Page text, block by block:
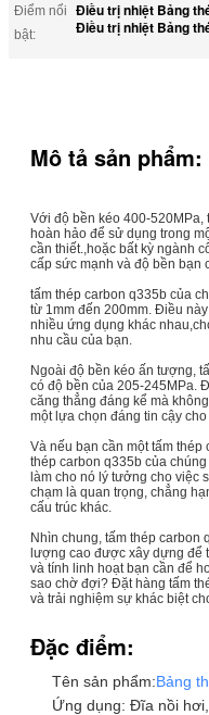
Điểm nổi
bật:
Điều trị nhiệt Bảng
Điều trị nhiệt Bảng
Mô tả sản phẩm:
Với độ bền kéo 400-520MPa,
hoàn hảo để sử dụng trong
cần thiết.,hoặc bất kỳ ngành
cấp sức mạnh và độ bền bạn
tấm thép carbon q335b của
từ 1mm đến 200mm. Điều
nhiều ứng dụng khác
nhu cầu của bạn.
Ngoài độ bền kéo ấn tượng,
có độ bền của 205-245MPa.
căng thẳng đáng kể mà
một lựa chọn đáng tin cậy
Và nếu bạn cần một tấm
thép carbon q335b của
làm cho nó lý tưởng cho việc
chạm là quan trọng, chẳng
cấu trúc khác.
Nhìn chung, tấm thép carbon
lượng cao được xây dựng để
và tính linh hoạt bạn cần để
sao chờ đợi? Đặt hàng tấm
và trải nghiệm sự khác biệt
Đặc điểm:
Tên sản phẩm:Bảng
Ứng dụng: Đĩa nồi